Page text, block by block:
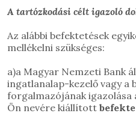
A tartózkodási célt igazoló
Az alábbi befektetések
mellékelni szükséges:
a)a Magyar Nemzeti Bank
ingatlanalap-kezelő vagy a
forgalmazójának igazolása
Ön nevére kiállított